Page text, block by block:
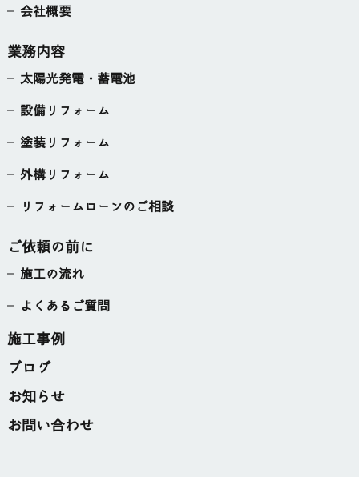
会社概要
業務内容
太陽光発電・蓄電池
設備リフォーム
塗装リフォーム
外構リフォーム
リフォームローンのご相談
ご依頼の前に
施工の流れ
よくあるご質問
施工事例
ブログ
お知らせ
お問い合わせ